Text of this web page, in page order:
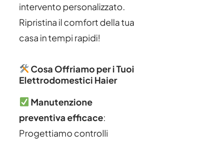
intervento personalizzato.
Ripristina il comfort della tua
casa in tempi rapidi!
Cosa Offriamo per i Tuoi
Elettrodomestici Haier
Manutenzione
preventiva efficace:
Progettiamo controlli